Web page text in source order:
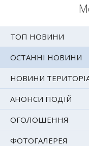
ТОП НОВИНИ
ОСТАННІ НОВИНИ
НОВИНИ
АНОНСИ ПОДІЙ
ОГОЛОШЕННЯ
ФОТОГАЛЕРЕЯ